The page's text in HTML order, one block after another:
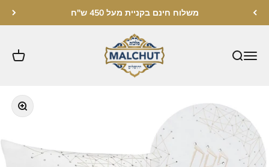
משלוח חינם בקניית מעל 450 ש"ח
מלכות ירושלים
תקריב